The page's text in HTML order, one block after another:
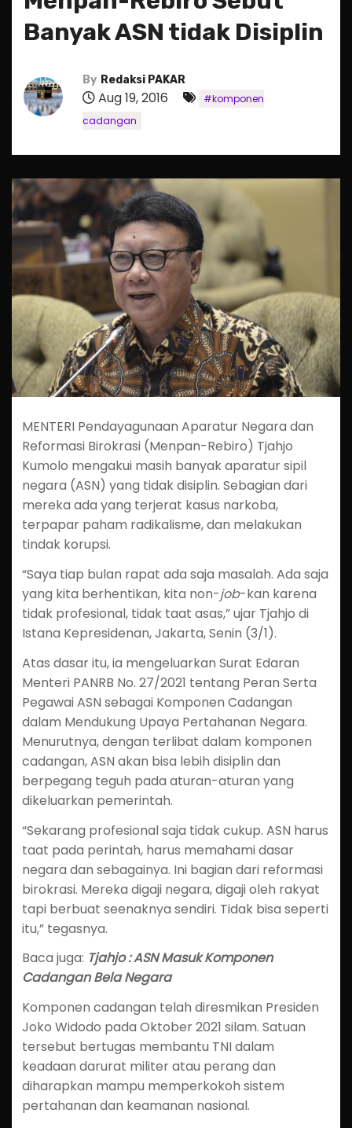
Banyak ASN tidak Disiplin
By Redaksi PAKAR
Aug 19, 2016
#komponen
cadangan
MENTERI Pendayagunaan Aparatur Negara dan
Reformasi Birokrasi (Menpan-Rebiro) Tjahjo
Kumolo mengakui masih banyak aparatur sipil
negara (ASN) yang tidak disiplin. Sebagian dari
mereka ada yang terjerat kasus narkoba,
terpapar paham radikalisme, dan melakukan
tindak korupsi.
“Saya tiap bulan rapat ada saja masalah. Ada saja
yang kita berhentikan, kita non-job-kan karena
tidak profesional, tidak taat asas,” ujar Tjahjo di
Istana Kepresidenan, Jakarta, Senin (3/1).
Atas dasar itu, ia mengeluarkan Surat Edaran
Menteri PANRB No. 27/2021 tentang Peran Serta
Pegawai ASN sebagai Komponen Cadangan
dalam Mendukung Upaya Pertahanan Negara.
Menurutnya, dengan terlibat dalam komponen
cadangan, ASN akan bisa lebih disiplin dan
berpegang teguh pada aturan-aturan yang
dikeluarkan pemerintah.
“Sekarang profesional saja tidak cukup. ASN harus
taat pada perintah, harus memahami dasar
negara dan sebagainya. Ini bagian dari reformasi
birokrasi. Mereka digaji negara, digaji oleh rakyat
tapi berbuat seenaknya sendiri. Tidak bisa seperti
itu,” tegasnya.
Baca juga: Tjahjo : ASN Masuk Komponen
Cadangan Bela Negara
Komponen cadangan telah diresmikan Presiden
Joko Widodo pada Oktober 2021 silam. Satuan
tersebut bertugas membantu TNI dalam
keadaan darurat militer atau perang dan
diharapkan mampu memperkokoh sistem
pertahanan dan keamanan nasional.